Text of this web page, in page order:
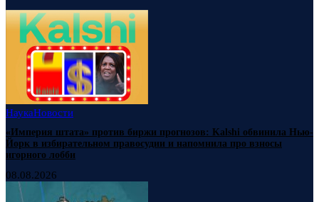
НаукаНовости
«Империя штата» против биржи прогнозов: Kalshi обвинила Нью-
Йорк в избирательном правосудии и напомнила про взносы
игорного лобби
08.08.2026